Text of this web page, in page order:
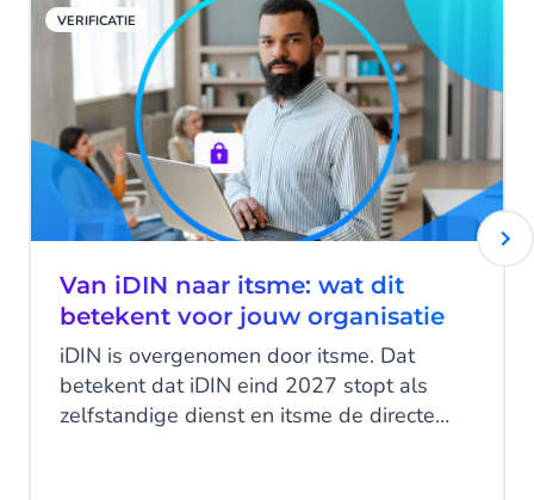
VERIFICATIE
Van iDIN naar itsme: wat dit
betekent voor jouw organisatie
iDIN is overgenomen door itsme. Dat
betekent dat iDIN eind 2027 stopt als
zelfstandige dienst en itsme de directe